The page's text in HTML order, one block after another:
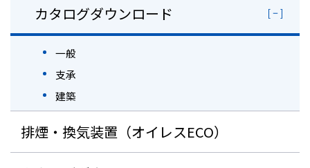
カタログダウンロード
一般
支承
建築
排煙・換気装置（オイレスECO）